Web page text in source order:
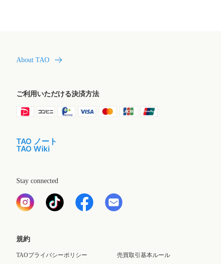
About TAO
ご利用いただける決済方法
TAO ノート
TAO Wiki
Stay connected
規約
TAOプライバシーポリシー 売買取引基本ルール